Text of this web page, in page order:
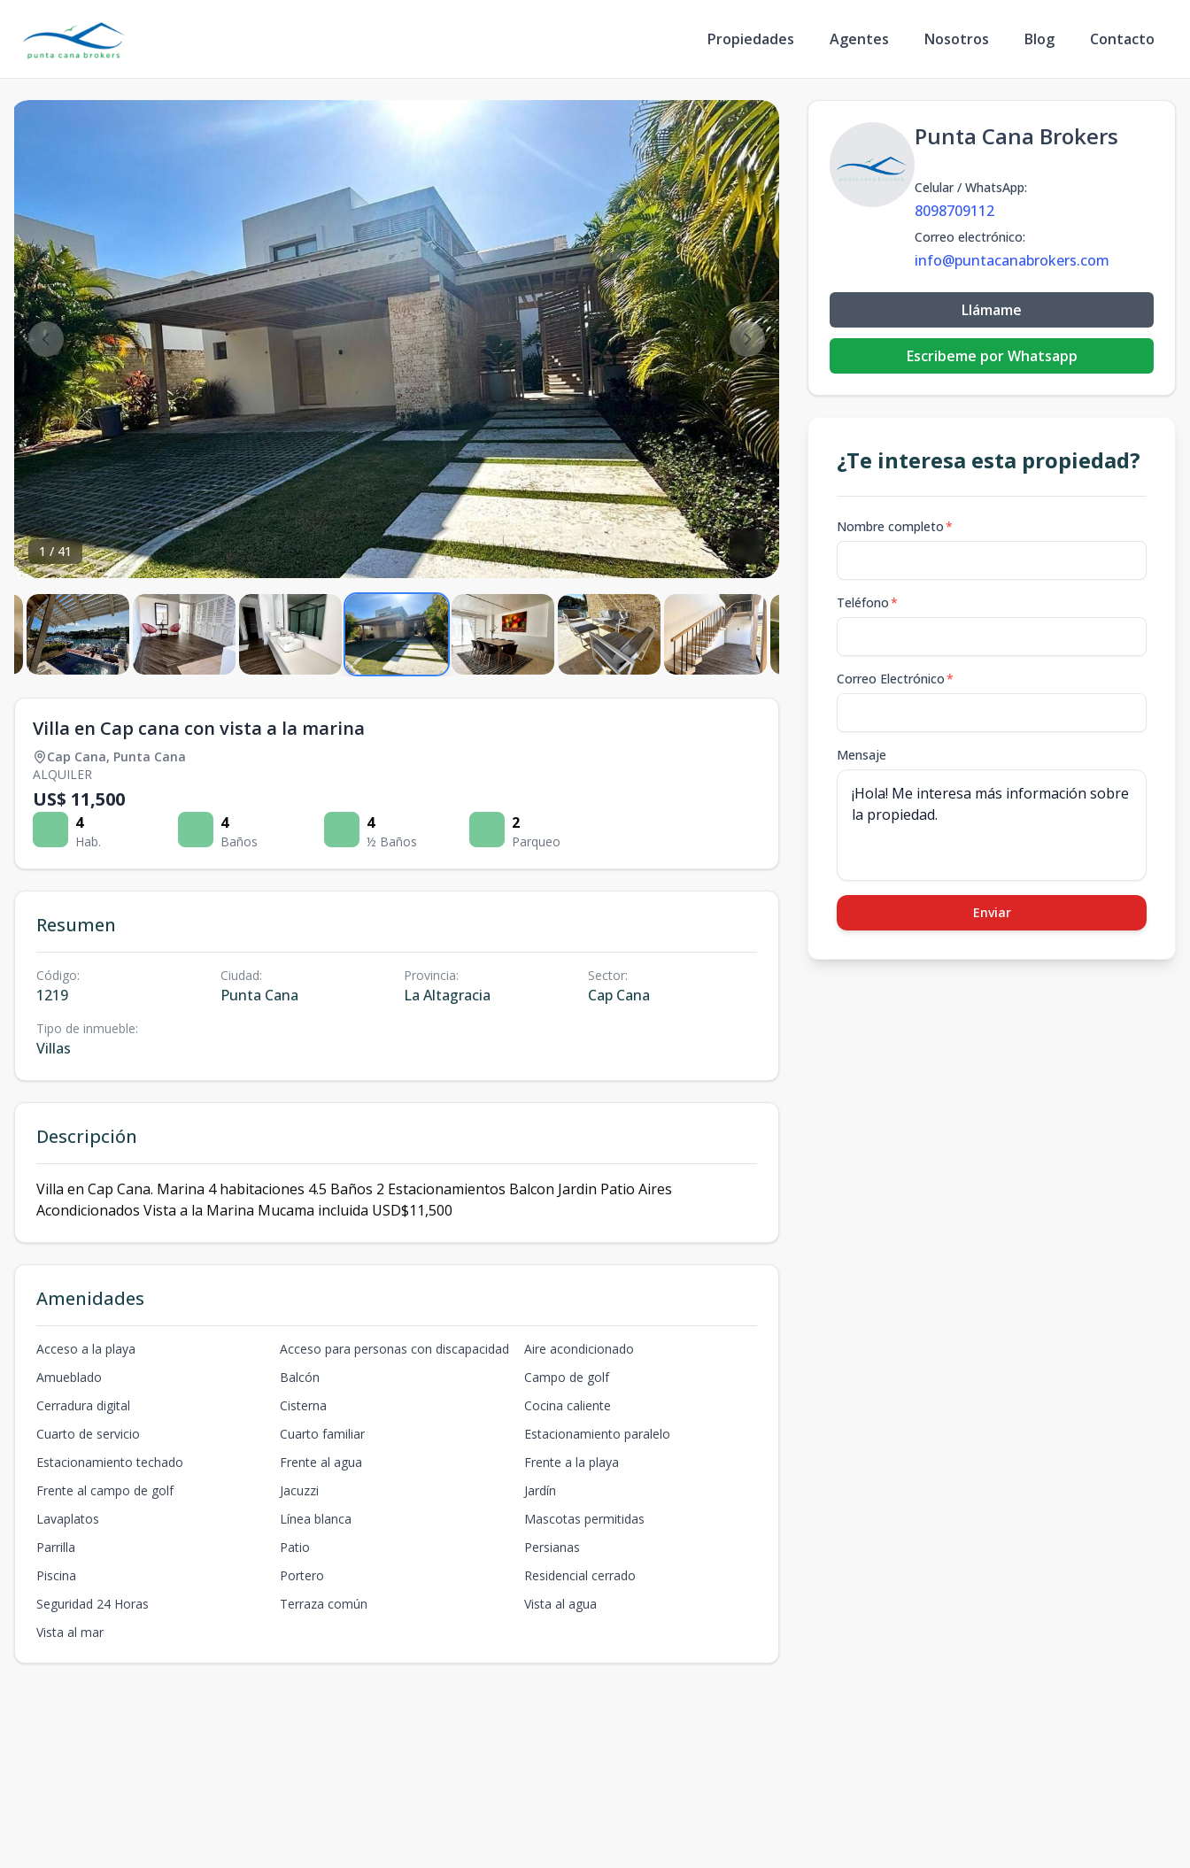
Propiedades Agentes Nosotros Blog Contacto
1 / 41
Villa en Cap cana con vista a la marina
Cap Cana, Punta Cana
ALQUILER
US$ 11,500
4
Hab.
4
Baños
4
½ Baños
2
Parqueo
Resumen
Código:
1219
Ciudad:
Punta Cana
Provincia:
La Altagracia
Sector:
Cap Cana
Tipo de inmueble:
Villas
Descripción
Villa en Cap Cana. Marina 4 habitaciones 4.5 Baños 2 Estacionamientos Balcon Jardin Patio Aires
Acondicionados Vista a la Marina Mucama incluida USD$11,500
Amenidades
Acceso a la playa Acceso para personas con discapacidad
Aire acondicionado
Amueblado
Balcón
Campo de golf
Cerradura digital
Cisterna
Cocina caliente
Cuarto de servicio
Cuarto familiar
Estacionamiento paralelo
Estacionamiento techado
Frente al agua
Frente a la playa
Frente al campo de golf
Jacuzzi
Jardín
Lavaplatos
Línea blanca
Mascotas permitidas
Parrilla
Patio
Persianas
Piscina
Portero
Residencial cerrado
Seguridad 24 Horas
Terraza común
Vista al agua
Vista al mar
Punta Cana Brokers
Celular / WhatsApp:
8098709112
Correo electrónico:
info@puntacanabrokers.com
Llámame
Escribeme por Whatsapp
¿Te interesa esta propiedad?
Nombre completo*
Teléfono*
Correo Electrónico*
Mensaje
Enviar